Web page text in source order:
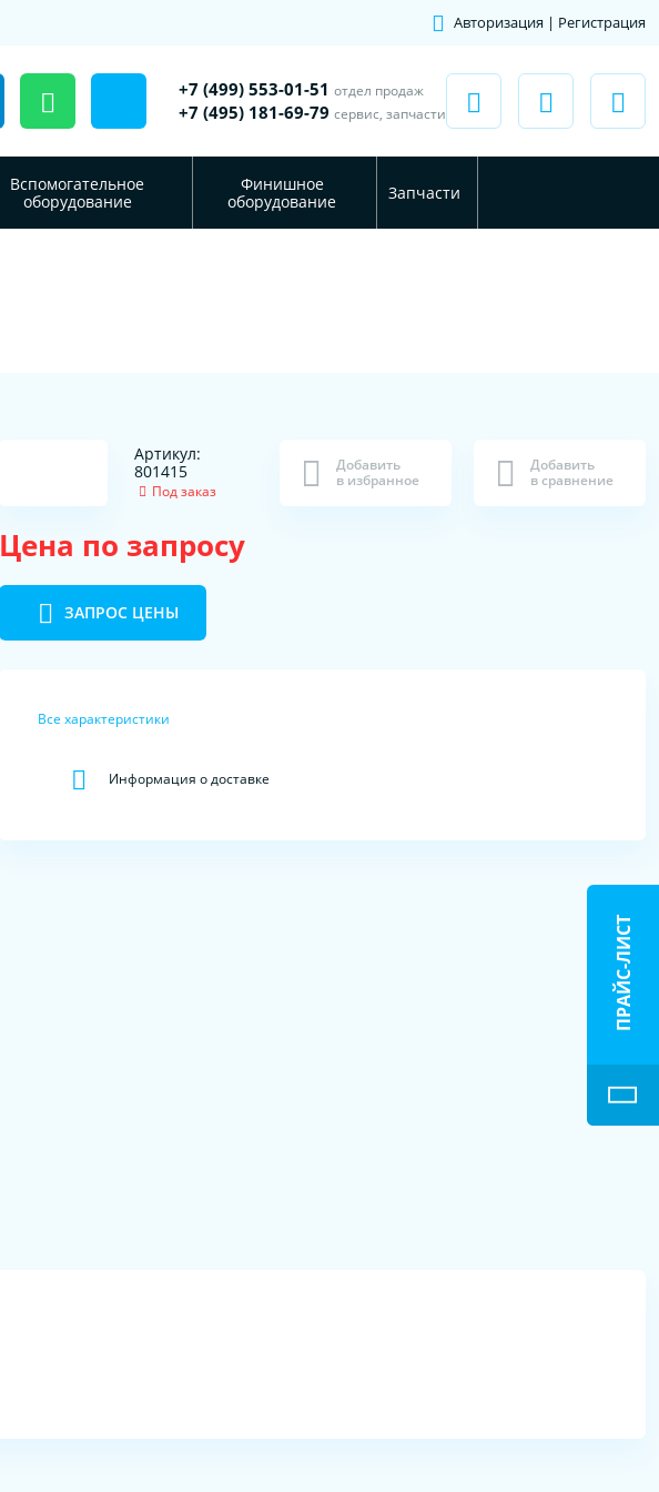
Авторизация | Регистрация
+7 (499) 553-01-51 отдел продаж
+7 (495) 181-69-79 сервис, запчасти
Вспомогательное
оборудование
Финишное
оборудование
Запчасти
Артикул:
801415
Под заказ
Добавить
в избранное
Добавить
в сравнение
Цена по запросу
ЗАПРОС ЦЕНЫ
Все характеристики
Информация о доставке
ПРАЙС-ЛИСТ